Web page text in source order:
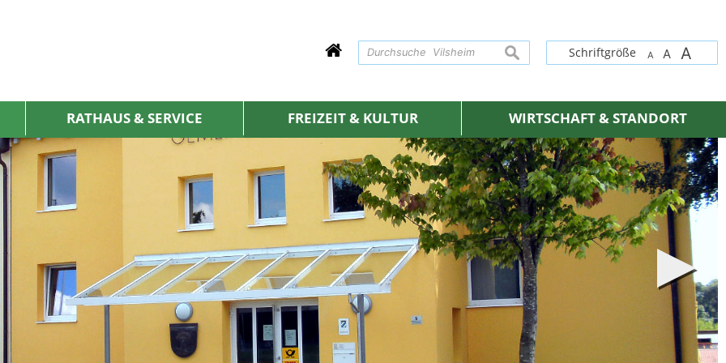
Schriftgröße A A A
suchen
RATHAUS & SERVICE FREIZEIT & KULTUR WIRTSCHAFT & STANDORT